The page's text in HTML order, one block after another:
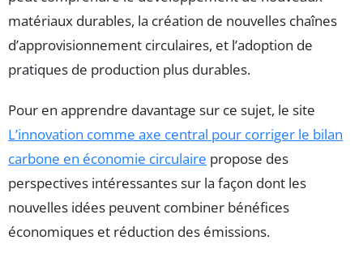
matériaux durables, la création de nouvelles chaînes
d’approvisionnement circulaires, et l’adoption de
pratiques de production plus durables.
Pour en apprendre davantage sur ce sujet, le site
L’innovation comme axe central pour corriger le bilan
carbone en économie circulaire propose des
perspectives intéressantes sur la façon dont les
nouvelles idées peuvent combiner bénéfices
économiques et réduction des émissions.